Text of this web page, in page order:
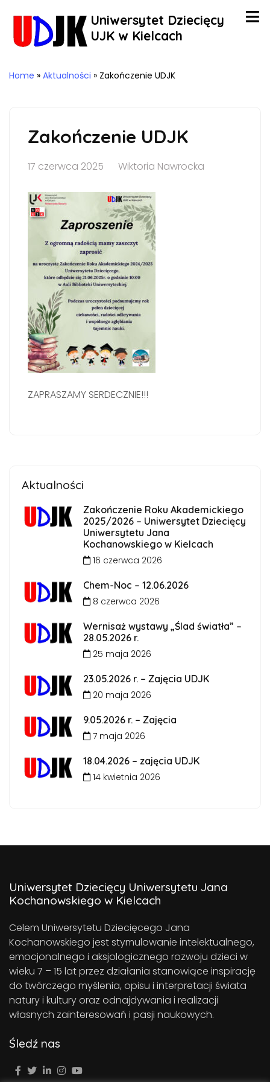
Uniwersytet Dziecięcy
UJK w Kielcach
Home » Aktualności » Zakończenie UDJK
Zakończenie UDJK
17 czerwca 2025 Wiktoria Nawrocka
ZAPRASZAMY SERDECZNIE!!!
Aktualności
Zakończenie Roku Akademickiego
2025/2026 – Uniwersytet Dziecięcy
Uniwersytetu Jana
Kochanowskiego w Kielcach
16 czerwca 2026
Chem-Noc – 12.06.2026
8 czerwca 2026
Wernisaż wystawy „Ślad światła” –
28.05.2026 r.
25 maja 2026
23.05.2026 r. – Zajęcia UDJK
20 maja 2026
9.05.2026 r. – Zajęcia
7 maja 2026
18.04.2026 – zajęcia UDJK
14 kwietnia 2026
Uniwersytet Dziecięcy Uniwersytetu Jana
Kochanowskiego w Kielcach
Celem Uniwersytetu Dziecięcego Jana
Kochanowskiego jest stymulowanie intelektualnego,
emocjonalnego i aksjologicznego rozwoju dzieci w
wieku 7 – 15 lat przez działania stanowiące inspirację
do twórczego myślenia, opisu i interpretacji świata
natury i kultury oraz odnajdywania i realizacji
własnych zainteresowań i pasji naukowych.
Śledź nas